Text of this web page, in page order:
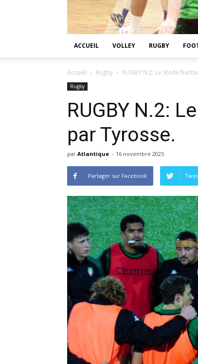
ACCUEIL VOLLEY RUGBY
Accueil Rugby RUGBY N.2: Le Stade
Rugby
RUGBY N.2:
par Tyrosse.
par Atlantique - 16 novembre 2025
Partager sur Facebook